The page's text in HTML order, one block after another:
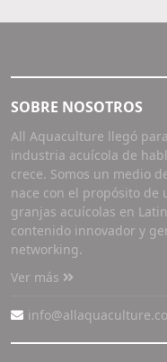
SOBRE NOSOTROS
All Aquaculture llegó
industria acuícola de
crece. Somos un medio
nace con el propósito de
granjas acuícolas en
contenido innovador y
networking.
Ver más